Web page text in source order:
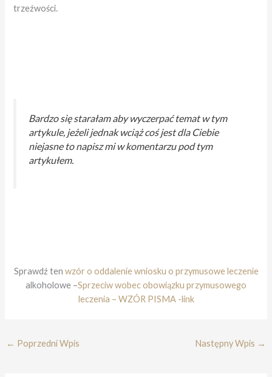
trzeźwości.
Bardzo się starałam aby wyczerpać temat w tym
artykule, jeżeli jednak wciąż coś jest dla Ciebie
niejasne to napisz mi w komentarzu pod tym
artykułem.
Sprawdź ten wzór o oddalenie wniosku o przymusowe leczenie
alkoholowe –Sprzeciw wobec obowiązku przymusowego
leczenia – WZÓR PISMA -link
← Poprzedni Wpis Następny Wpis →